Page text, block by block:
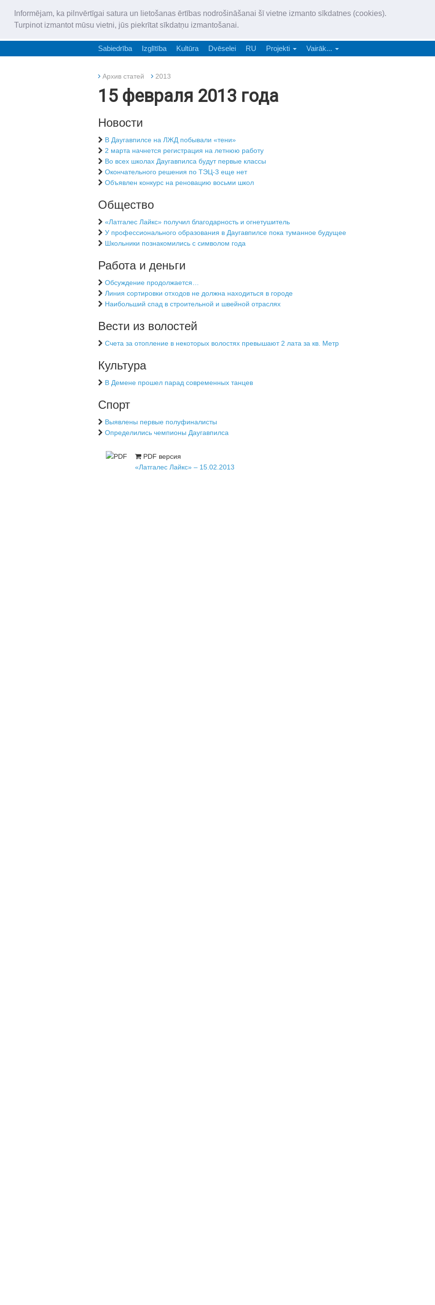
Informējam, ka pilnvērtīgai satura un lietošanas ērtības nodrošināšanai šī vietne izmanto sīkdatnes (cookies).
Turpinot izmantot mūsu vietni, jūs piekrītat sīkdatņu izmantošanai.
„Latgales Laiks” latviešu valodā aptver Daugavpils valstspilsētu,
Sabiedrība Izglītība Kultūra Dvēselei RU Projekti Vairāk...
Архив статей 2013
15 февраля 2013 года
Новости
В Даугавпилсе на ЛЖД побывали «тени»
2 марта начнется регистрация на летнюю работу
Во всех школах Даугавпилса будут первые классы
Окончательного решения по ТЭЦ-3 еще нет
Объявлен конкурс на реновацию восьми школ
Общество
«Латгалес Лайкс» получил благодарность и огнетушитель
У профессионального образования в Даугавпилсе пока туманное будущее
Школьники познакомились с символом года
Работа и деньги
Обсуждение продолжается…
Линия сортировки отходов не должна находиться в городе
Наибольший спад в строительной и швейной отраслях
Вести из волостей
Счета за отопление в некоторых волостях превышают 2 лата за кв. Метр
Культура
В Демене прошел парад современных танцев
Спорт
Выявлены первые полуфиналисты
Определились чемпионы Даугавпилса
PDF версия
«Латгалес Лайкс» – 15.02.2013